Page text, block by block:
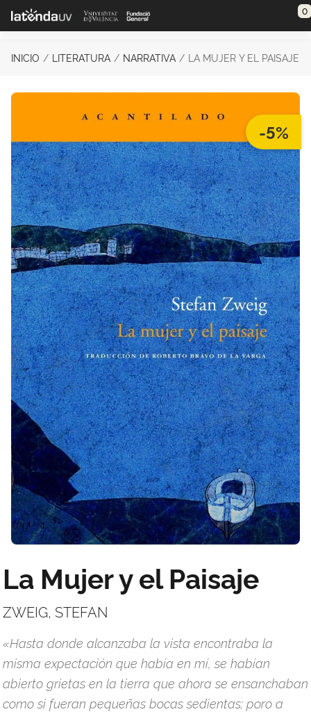
Saltar al contenido principal 0
INICIO LITERATURA NARRATIVA LA MUJER Y EL PAISAJE
-5%
La Mujer y el Paisaje
ZWEIG, STEFAN
«Hasta donde alcanzaba la vista encontraba la
misma expectación que había en mí, se habían
abierto grietas en la tierra que ahora se ensanchaban
como si fueran pequeñas bocas sedientas; poro a